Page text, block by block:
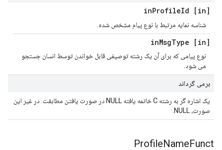
[in] in
ProfileId
شناسه نمایه مرتبط با نوع پیام مشخص شده.
[in] in
MsgType
نوع پیامی که برای آن یک رشته توصیفی قابل خواندن توسط انسان جستجو
می شود.
برمی گرداند
یک اشاره گر به رشته C خاتمه یافته NULL در صورت یافتن مطابقت. در غیر این
صورت، NULL.
ProfileNameFunct